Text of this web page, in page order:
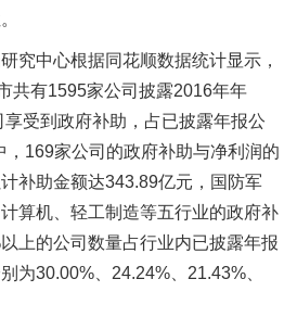
究中心根据同花顺数据统计显示，
共有1595家公司披露2016年年
受到政府补助，占已披露年报公
，169家公司的政府补助与净利润的
补助金额达343.89亿元，国防军
算机、轻工制造等五行业的政府补
上的公司数量占行业内已披露年报
为30.00%、24.24%、21.43%、